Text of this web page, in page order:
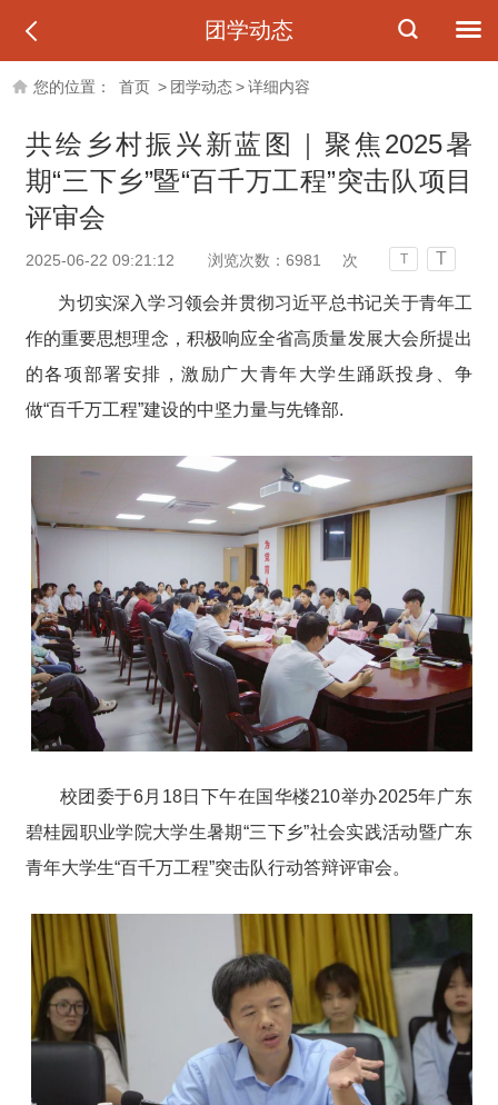
团学动态
您的位置： 首页 > 团学动态>详细内容
共绘乡村振兴新蓝图｜聚焦2025暑
期“三下乡”暨“百千万工程”突击队项目
评审会
2025-06-22 09:21:12 浏览次数： 6981 次 T T
为切实深入学习领会并贯彻习近平总书记关于青年工
作的重要思想理念，积极响应全省高质量发展大会所提出
的各项部署安排，激励广大青年大学生踊跃投身、争
做“百千万工程”建设的中坚力量与先锋部.
校团委于6月18日下午在国华楼210举办2025年广东
碧桂园职业学院大学生暑期“三下乡”社会实践活动暨广东
青年大学生“百千万工程”突击队行动答辩评审会。